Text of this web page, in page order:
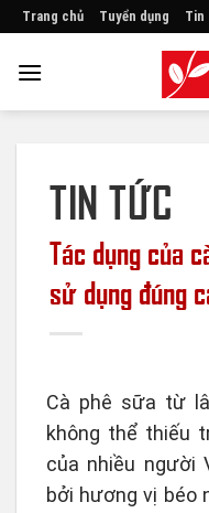
Skip
content
Trang chủ Tuyển dụng Tin
TIN TỨC
Tác dụng của
sử dụng đúng
Cà phê sữa từ
không thể thiếu
của nhiều người
bởi hương vị béo